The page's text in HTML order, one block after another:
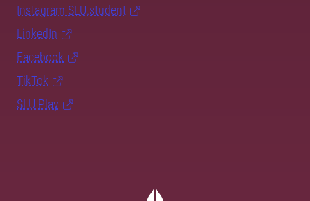
Instagram SLU.student
LinkedIn
Facebook
TikTok
SLU Play